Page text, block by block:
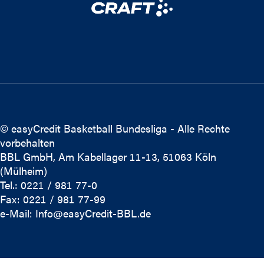
© easyCredit Basketball Bundesliga - Alle Rechte
vorbehalten
BBL GmbH, Am Kabellager 11-13, 51063 Köln
(Mülheim)
Tel.: 0221 / 981 77-0
Fax: 0221 / 981 77-99
e-Mail: Info@easyCredit-BBL.de